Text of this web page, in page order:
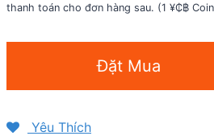
thanh toán cho đơn hàng sau. (1 ¥₵฿
thao
Đặt Mua
Yêu Thích